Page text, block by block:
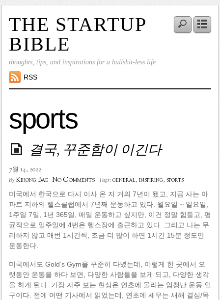
THE STARTUP
BIBLE
thoughts, tips, and inspirations for a bullshit-less life
RSS
sports
결국, 꾸준함이 이긴다
7월 14, 2022
ByKihong Bae No Comments Tags:general, inspiring, sports
미국에서 한국으로 다시 이사 온 지 거의 7년이 됐고, 지금 사는 아
파트 지하의 헬스클럽에서 7년째 운동하고 있다. 월요일 ~ 일요일,
1주일 7일, 1년 365일, 매일 운동하고 싶지만, 이건 정말 힘들고, 평
균적으로 일주일에 4번은 헬스장에 출근하고 있다. 그리고 나는 무
리하지 않고 매번 1시간씩, 조금 더 많이 하면 1시간 15분 정도만
운동한다.
미국에서도 Gold’s Gym을 꾸준히 다녔는데, 이렇게 한 곳에서 오
랫동안 운동을 하다 보면, 다양한 사람들을 보게 되고, 다양한 생각
을 하게 된다. 가장 자주 보는 현상은 연초에 몰리는 엄청난 운동 인
구이다. 전에 어떤 기사에서 읽었는데, 연초에 세우는 새해 결심/목